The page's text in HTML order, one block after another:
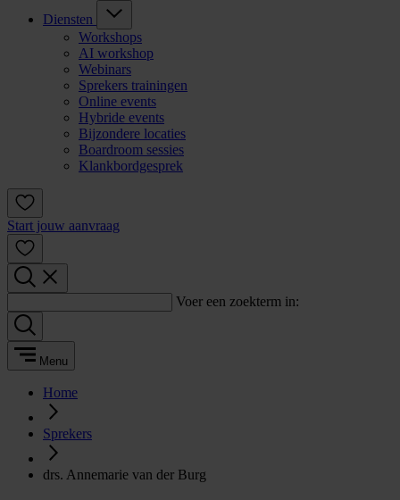
Diensten
Workshops
AI workshop
Webinars
Sprekers trainingen
Online events
Hybride events
Bijzondere locaties
Boardroom sessies
Klankbordgesprek
Start jouw aanvraag
Voer een zoekterm in:
Menu
Home
Sprekers
drs. Annemarie van der Burg